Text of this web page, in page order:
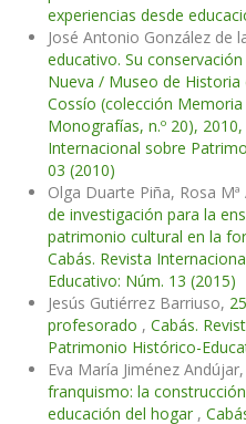
experiencias desde
José Antonio González de
educativo. Su
Nueva / Museo de Historia
Cossío (colección
Monografías, n.º 20), 2010,
Internacional sobre
03 (2010)
Olga Duarte Piña, Rosa Mª
de investigación para la
patrimonio cultural en la
Cabás. Revista
Educativo: Núm. 13 (2015)
Jesús Gutiérrez Barriuso,
profesorado , Cabás.
Patrimonio Histórico-
Eva María Jiménez Andújar,
franquismo: la
educación del hogar ,